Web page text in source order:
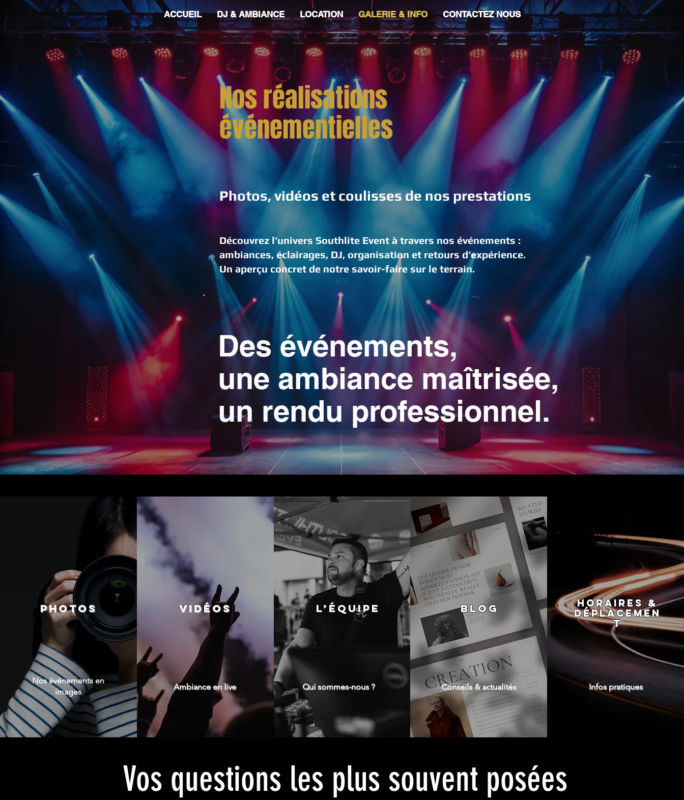
ACCUEIL DJ & AMBIANCE LOCATION GALERIE & INFO CONTACTEZ NOUS
Nos réalisations
événementielles
Photos, vidéos et coulisses de nos prestations
Découvrez l’univers Southlite Event à travers nos événements :
ambiances, éclairages, DJ, organisation et retours d’expérience.
Un aperçu concret de notre savoir-faire sur le terrain.
Des événements,
une ambiance maîtrisée,
un rendu professionnel.
Photos
Nos événements en
images
VIDÉOS
Ambiance en live
L’ÉQUIPE
Qui sommes-nous ?
Blog
Conseils & actualités
Horaires &
déplacemen
t
Infos pratiques
Vos questions les plus souvent posées